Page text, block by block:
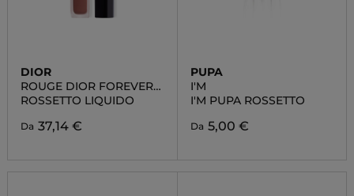
DIOR
ROUGE DIOR FOREVER
LIQUID
ROSSETTO LIQUIDO
Da 37,14 €
PUPA
I'M
I'M PUPA ROSSETTO
Da 5,00 €